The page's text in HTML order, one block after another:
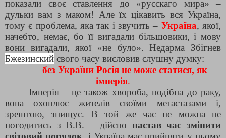
показали своє ставлення до «русскаго мира» –
дульки вам з маком! Але їх цікавить вся Україна,
тому є проблема, яка так і звучить – Україна, якої,
начебто, немає, бо її вигадали більшовики, і мову
вони вигадали, якої «не було». Недарма Збігнев
Бжезинский свого часу висловив слушну думку:
без України Росія не може статися, як
імперія.
Імперія – це також хвороба, подібна до раку,
вона охоплює жителів своїми метастазами і,
зрештою, знищує. В той же час не можна не
погодитись з В.В. – дійсно настав час змінити